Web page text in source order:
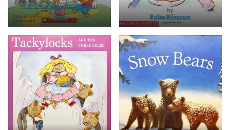
TheBerenstain Bears Clean
House
Friends Forever